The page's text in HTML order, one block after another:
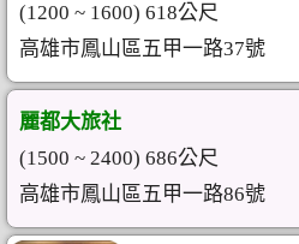
(1200 ~ 1600) 618公尺
高雄市鳳山區五甲一路37號
麗都大旅社
(1500 ~ 2400) 686公尺
高雄市鳳山區五甲一路86號